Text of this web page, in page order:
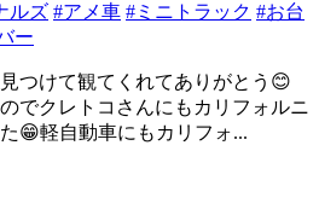
ルズ #アメ車 #ミニトラック #お台
ー
つけて観てくれてありがとう😊
でクレトコさんにもカリフォルニ
😁軽自動車にもカリフォ...